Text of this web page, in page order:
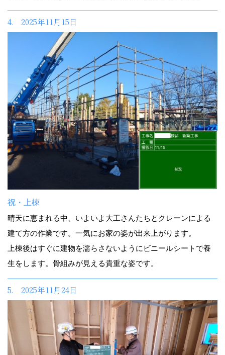
4. 2025年11月15日
祝・上棟
晴天に恵まれる中、いよいよ大工さんたちとクレーンによる
建て方の作業です。一気にお家の姿が出来上がります。
上棟後はすぐに建物を濡らさないようにビニールシートで養
生をします。骨組みが見える貴重な姿です。
5. 2025年11月24日